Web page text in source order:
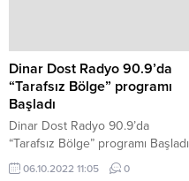
Dinar Dost Radyo 90.9’da
“Tarafsız Bölge” programı
Başladı
Dinar Dost Radyo 90.9’da
“Tarafsız Bölge” programı Başladı
Dinar Dost Radyo 90.9’da ilk defa
06.10.2022 11:05 0